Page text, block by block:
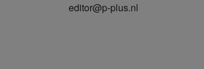
editor@p-plus.nl